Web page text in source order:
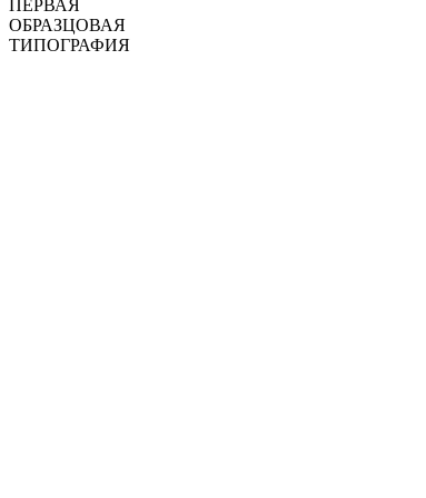
ПЕРВАЯ
ОБРАЗЦОВАЯ
ТИПОГРАФИЯ